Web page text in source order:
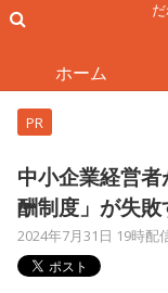
ホーム
PR
中小企業経営
酬制度」が失
2024年7月31日 19時配